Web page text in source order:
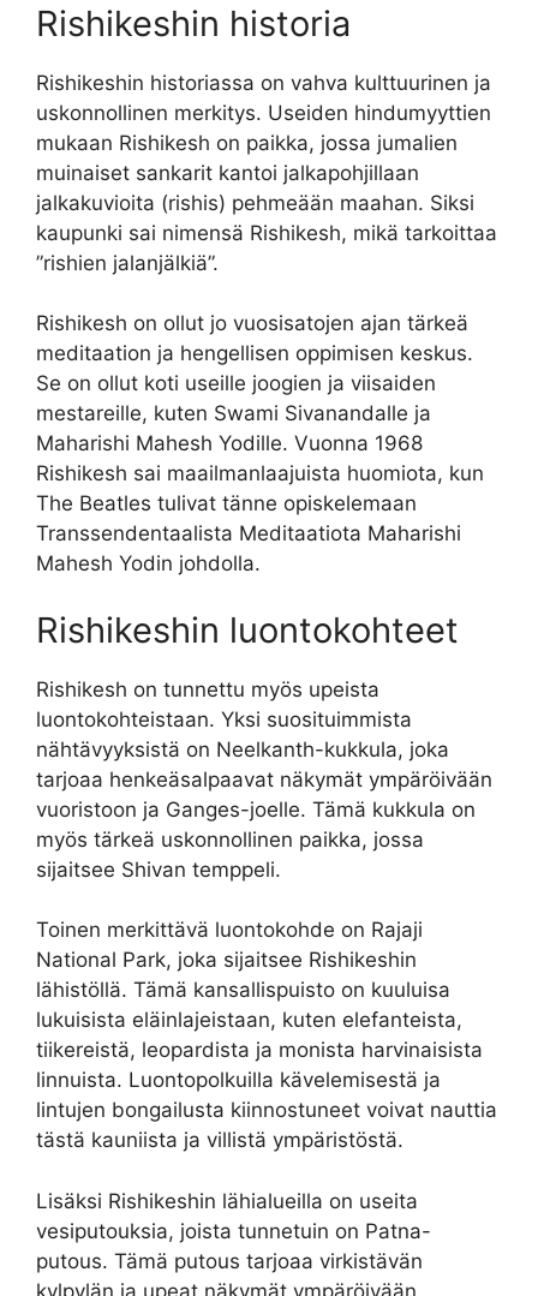
Rishikeshin historia
Rishikeshin historiassa on vahva kulttuurinen ja
uskonnollinen merkitys. Useiden hindumyyttien
mukaan Rishikesh on paikka, jossa jumalien
muinaiset sankarit kantoi jalkapohjillaan
jalkakuvioita (rishis) pehmeään maahan. Siksi
kaupunki sai nimensä Rishikesh, mikä tarkoittaa
”rishien jalanjälkiä”.
Rishikesh on ollut jo vuosisatojen ajan tärkeä
meditaation ja hengellisen oppimisen keskus.
Se on ollut koti useille joogien ja viisaiden
mestareille, kuten Swami Sivanandalle ja
Maharishi Mahesh Yodille. Vuonna 1968
Rishikesh sai maailmanlaajuista huomiota, kun
The Beatles tulivat tänne opiskelemaan
Transsendentaalista Meditaatiota Maharishi
Mahesh Yodin johdolla.
Rishikeshin luontokohteet
Rishikesh on tunnettu myös upeista
luontokohteistaan. Yksi suosituimmista
nähtävyyksistä on Neelkanth-kukkula, joka
tarjoaa henkeäsalpaavat näkymät ympäröivään
vuoristoon ja Ganges-joelle. Tämä kukkula on
myös tärkeä uskonnollinen paikka, jossa
sijaitsee Shivan temppeli.
Toinen merkittävä luontokohde on Rajaji
National Park, joka sijaitsee Rishikeshin
lähistöllä. Tämä kansallispuisto on kuuluisa
lukuisista eläinlajeistaan, kuten elefanteista,
tiikereistä, leopardista ja monista harvinaisista
linnuista. Luontopolkuilla kävelemisestä ja
lintujen bongailusta kiinnostuneet voivat nauttia
tästä kauniista ja villistä ympäristöstä.
Lisäksi Rishikeshin lähialueilla on useita
vesiputouksia, joista tunnetuin on Patna-
putous. Tämä putous tarjoaa virkistävän
kylpylän ja upeat näkymät ympäröivään